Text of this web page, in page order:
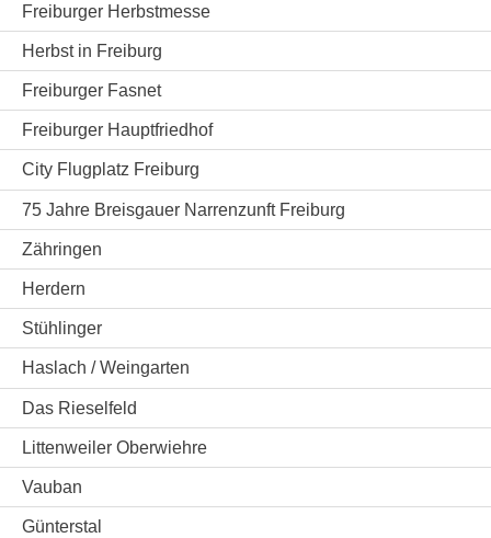
Freiburger Herbstmesse
Herbst in Freiburg
Freiburger Fasnet
Freiburger Hauptfriedhof
City Flugplatz Freiburg
75 Jahre Breisgauer Narrenzunft Freiburg
Zähringen
Herdern
Stühlinger
Haslach / Weingarten
Das Rieselfeld
Littenweiler Oberwiehre
Vauban
Günterstal